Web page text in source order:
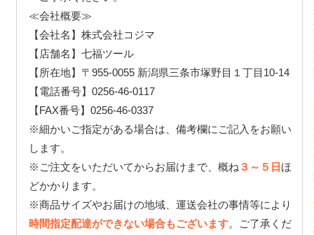
≪会社概要≫
【会社名】株式会社コジマ
【店舗名】七福ツール
【所在地】〒955-0055 新潟県三条市塚野目１丁目10-14
【電話番号】0256-46-0117
【FAX番号】0256-46-0337
※細かいご指定がある場合は、備考欄にご記入をお願い
します。
※ご注文をいただいてからお届けまで、概ね ３～５日ほ
どかかります。
※商品サイズやお届けの地域、運送会社の事情等により
時間指定配達ができない場合もございます。ご了承くだ